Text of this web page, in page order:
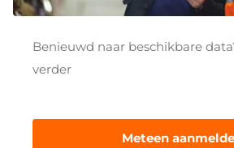
Benieuwd naar beschikbare
verder
Meteen